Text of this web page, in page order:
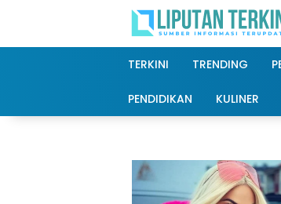
TERKINI TRENDING
PENDIDIKAN KULINER